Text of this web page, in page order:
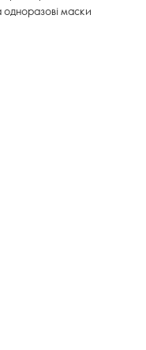
одноразові маски